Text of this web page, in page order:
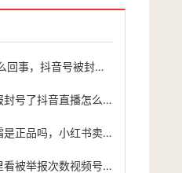
怎么办？别慌，这几招或许能帮到你
抖音直播怎么举报封号？
书卖防晒霜违规吗？如何有效举报？
号直播在哪里看？被举报次数的真相